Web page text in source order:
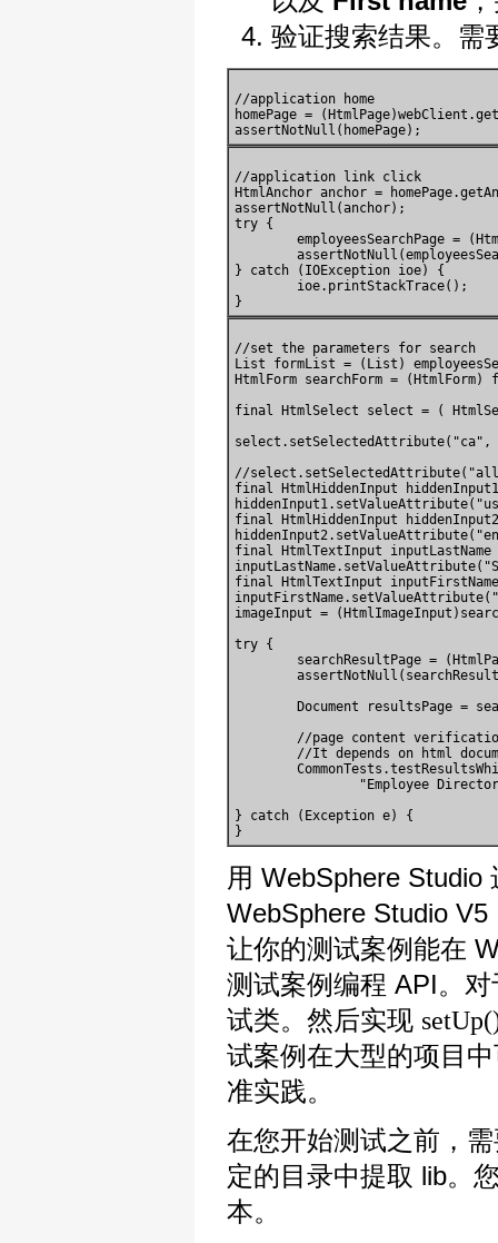
验证搜索结果。需
//application home
homePage =
//application link click
HtmlAnchor anchor =
assertNotNull(anchor);
try {
} catch (IOException ioe) {
//set the parameters for search
List formList = (List)
HtmlForm searchForm =
final HtmlSelect select = (
//
final HtmlHiddenInput
final HtmlHiddenInput
final HtmlTextInput inputLastName
final HtmlTextInput
imageInput =
try {
} catch (Exception e) {
用 WebSphere Studio
WebSphere Studio
让你的测试案例能在
测试案例编程 API。
试类。然后实现
试案例在大型的项目
准实践。
在您开始测试之前，
定的目录中提取 lib。
本。